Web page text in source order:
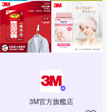
3M官方旗艦店